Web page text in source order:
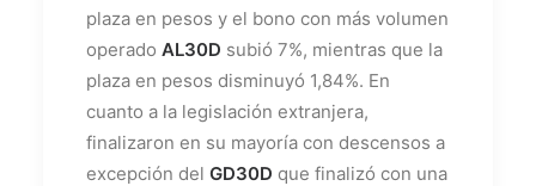
plaza en pesos y el bono con más volumen
operado AL30D subió 7%, mientras que la
plaza en pesos disminuyó 1,84%. En
cuanto a la legislación extranjera,
finalizaron en su mayoría con descensos a
excepción del GD30D que finalizó con una